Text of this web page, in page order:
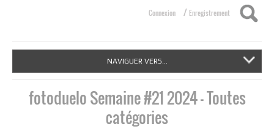
Connexion / Enregistrement
NAVIGUER VERS...
fotoduelo Semaine #21 2024 - Toutes
catégories